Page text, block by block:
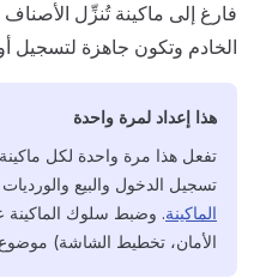
فارغ إلى ماكينة تُنزِّل
الخادم وتكون جاهزة لتسجيل
هذا إعداد لمرة واحدة
تفعل هذا مرة واحدة لكل
تسجيل الدخول والبيع
الماكينة. وضبط سلوك الماكينة
الأمان، تخطيط الشاشة)